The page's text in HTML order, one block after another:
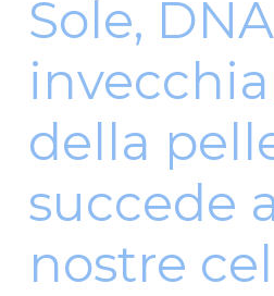
Sole,
della
succede
nostre